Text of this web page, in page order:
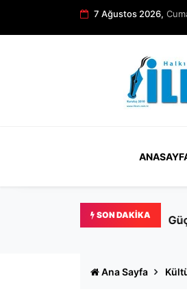
7 Ağustos 2026,
SON DAKIKA
Ana Sayfa